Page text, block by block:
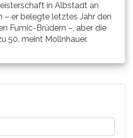
in Albstadt an
– er belegte letztes Jahr den
Fumic-Brüdern –, aber die
50, meint Mollnhauer.